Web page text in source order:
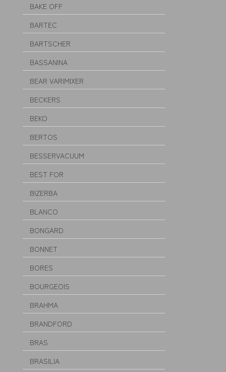
BAKE OFF
BARTEC
BARTSCHER
BASSANINA
BEAR VARIMIXER
BECKERS
BEKO
BERTOS
BESSERVACUUM
BEST FOR
BIZERBA
BLANCO
BONGARD
BONNET
BORES
BOURGEOIS
BRAHMA
BRANDFORD
BRAS
BRASILIA